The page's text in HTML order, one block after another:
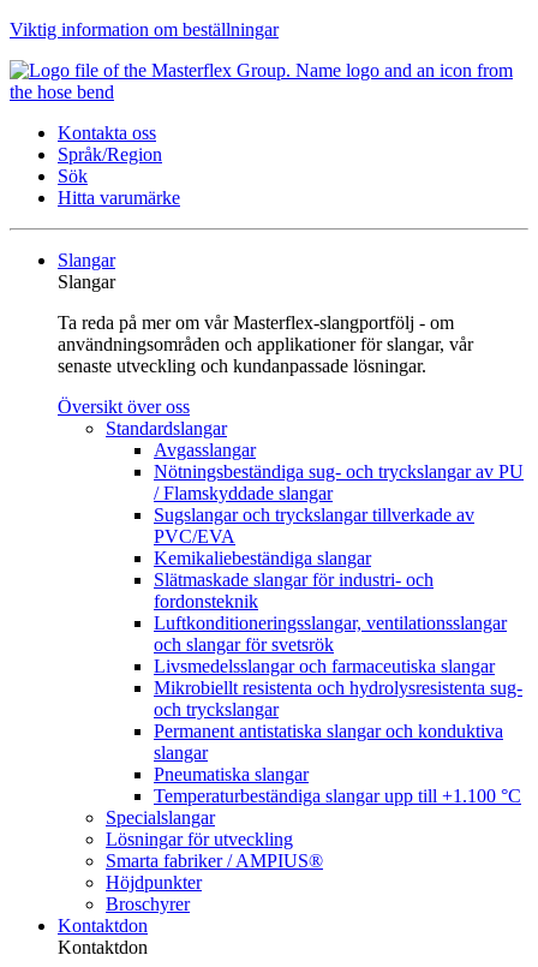
Viktig information om beställningar
Kontakta oss
Språk/Region
Sök
Hitta varumärke
Slangar
Slangar
Ta reda på mer om vår Masterflex-slangportfölj - om
användningsområden och applikationer för slangar, vår
senaste utveckling och kundanpassade lösningar.
Översikt över oss
Standardslangar
Avgasslangar
Nötningsbeständiga sug- och tryckslangar av PU
/ Flamskyddade slangar
Sugslangar och tryckslangar tillverkade av
PVC/EVA
Kemikaliebeständiga slangar
Slätmaskade slangar för industri- och
fordonsteknik
Luftkonditioneringsslangar, ventilationsslangar
och slangar för svetsrök
Livsmedelsslangar och farmaceutiska slangar
Mikrobiellt resistenta och hydrolysresistenta sug-
och tryckslangar
Permanent antistatiska slangar och konduktiva
slangar
Pneumatiska slangar
Temperaturbeständiga slangar upp till +1.100 °C
Specialslangar
Lösningar för utveckling
Smarta fabriker / AMPIUS®
Höjdpunkter
Broschyrer
Kontaktdon
Kontaktdon